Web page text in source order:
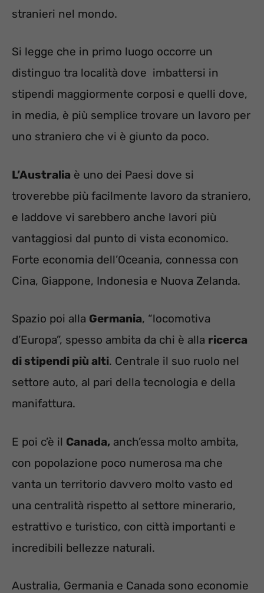
stranieri nel mondo.
Si legge che in primo luogo occorre un
distinguo tra località dove imbattersi in
stipendi maggiormente corposi e quelli dove,
in media, è più semplice trovare un lavoro per
uno straniero che vi è giunto da poco.
L’Australia è uno dei Paesi dove si
troverebbe più facilmente lavoro da straniero,
e laddove vi sarebbero anche lavori più
vantaggiosi dal punto di vista economico.
Forte economia dell’Oceania, connessa con
Cina, Giappone, Indonesia e Nuova Zelanda.
Spazio poi alla Germania, “locomotiva
d’Europa”, spesso ambita da chi è alla ricerca
di stipendi più alti. Centrale il suo ruolo nel
settore auto, al pari della tecnologia e della
manifattura.
E poi c’è il Canada, anch’essa molto ambita,
con popolazione poco numerosa ma che
vanta un territorio davvero molto vasto ed
una centralità rispetto al settore minerario,
estrattivo e turistico, con città importanti e
incredibili bellezze naturali.
Australia, Germania e Canada sono economie